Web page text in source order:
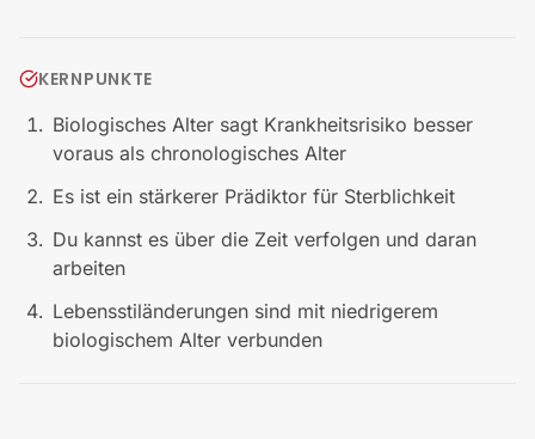
KERNPUNKTE
Biologisches Alter sagt Krankheitsrisiko besser
voraus als chronologisches Alter
Es ist ein stärkerer Prädiktor für Sterblichkeit
Du kannst es über die Zeit verfolgen und daran
arbeiten
Lebensstiländerungen sind mit niedrigerem
biologischem Alter verbunden